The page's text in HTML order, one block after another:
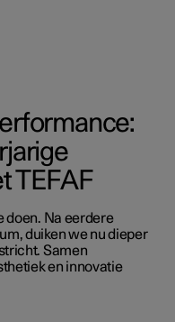
TEFAF
doen. Na eerdere
duiken we nu dieper
Samen
en innovatie